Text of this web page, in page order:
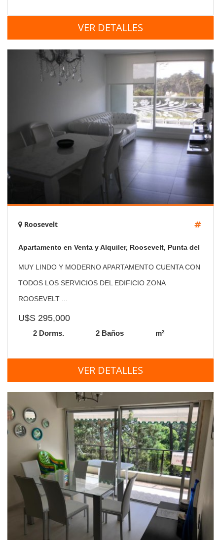
VER DETALLES
Roosevelt
Apartamento en Venta y Alquiler, Roosevelt, Punta del
Este, 2 Dormitorios.
MUY LINDO Y MODERNO APARTAMENTO CUENTA CON
TODOS LOS SERVICIOS DEL EDIFICIO ZONA
ROOSEVELT ...
U$S 295,000
2 Dorms. 2 Baños m2
VER DETALLES